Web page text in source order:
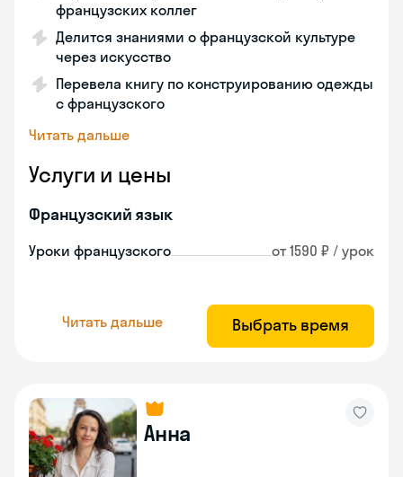
французских коллег
Делится знаниями о французской культуре
через искусство
Перевела книгу по конструированию одежды
с французского
Читать дальше
Услуги и цены
Французский язык
Уроки французского от 1590 ₽ / урок
Читать дальше Выбрать время
Анна